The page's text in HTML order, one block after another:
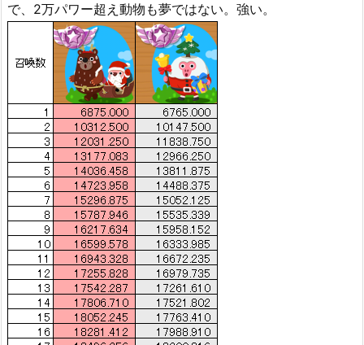
で、2万パワー超え動物も夢ではない。強い。